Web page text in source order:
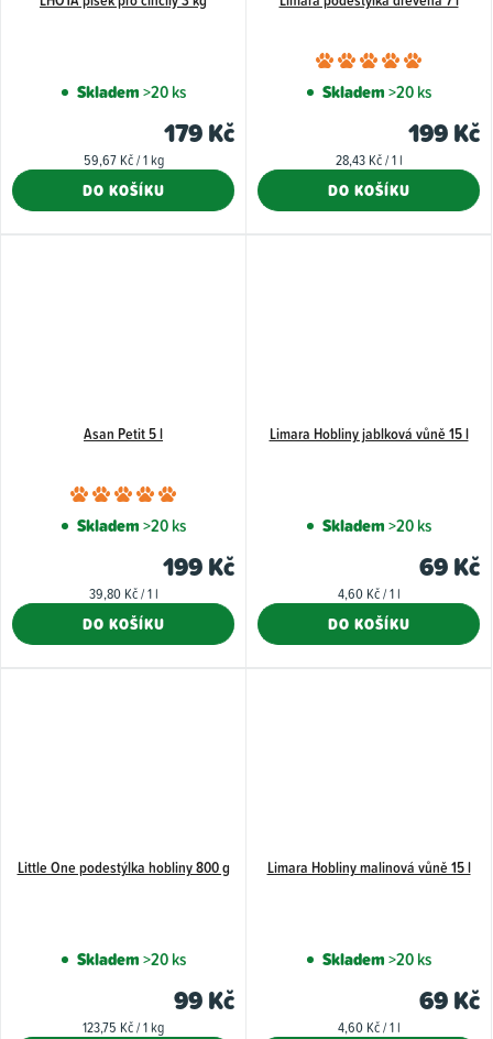
Skladem>20 ks
179 Kč
Měrná
59,67 Kč / 1 kg
DO KOŠÍKU
je
5,0
5
Skladem>20 ks
199 Kč
Měrná
28,43 Kč / 1 l
DO KOŠÍKU
Asan Petit 5 l
Průměrné
hodnocení
je
5,0
Skladem>20 ks
199 Kč
Měrná
39,80 Kč / 1 l
DO KOŠÍKU
Limara Hobliny jablková vůně 15 l
Skladem>20 ks
69 Kč
Měrná
4,60 Kč / 1 l
DO KOŠÍKU
Little One podestýlka hobliny 800 g
Skladem>20 ks
99 Kč
Měrná
123,75 Kč / 1 kg
Limara Hobliny malinová vůně 15 l
Skladem>20 ks
69 Kč
Měrná
4,60 Kč / 1 l